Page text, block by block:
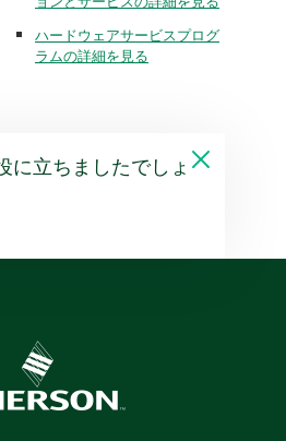
ハードウェアサービスプログ
ラムの詳細を見る
に立ちましたでしょ